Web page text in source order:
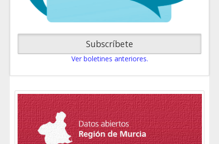
Subscríbete
Ver boletines anteriores.